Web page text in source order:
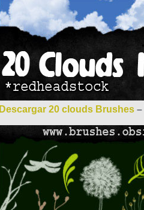
Descargar 20 clouds Brushes–